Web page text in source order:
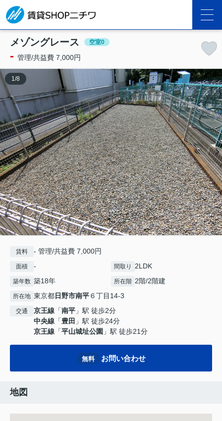
メゾングレース 空室0
- 管理/共益費 7,000円
1 /8
賃料 - 管理/共益費 7,000円
面積 - 間取り 2LDK
築年数 築18年 所在階 2階/2階建
所在地 東京都日野市南平６丁目14-3
交通 京王線 「南平 」駅 徒歩2分
中央線 「豊田 」駅 徒歩24分
京王線 「平山城址公園 」駅 徒歩21分
無料 お問い合わせ
地図